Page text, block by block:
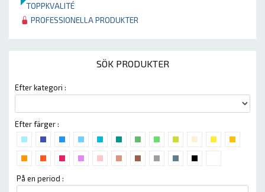
TOPPKVALITÉ
PROFESSIONELLA PRODUKTER
SÖK PRODUKTER
Efter kategori :
Efter färger :
På en period :